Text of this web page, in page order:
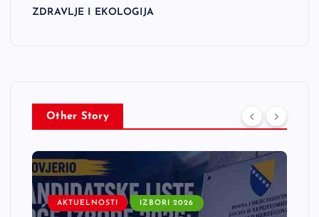
ZDRAVLJE I EKOLOGIJA
Other Story
AKTUELNOSTI IZBORI 2026